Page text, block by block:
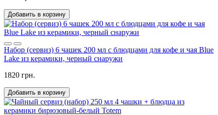
Добавить в корзину
Набор (сервиз) 6 чашек 200 мл с блюдцами для кофе и чая Blue
Lake из керамики, черный снаружи
1820 грн.
Добавить в корзину